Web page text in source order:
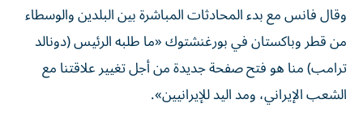
وقال فانس مع بدء المحادثات المباشرة بين البلدين والوسطاء
من قطر وباكستان في بورغنشتوك «ما طلبه الرئيس (دونالد
ترامب) منا هو فتح صفحة جديدة من أجل تغيير علاقتنا مع
الشعب الإيراني، ومد اليد للإيرانيين».